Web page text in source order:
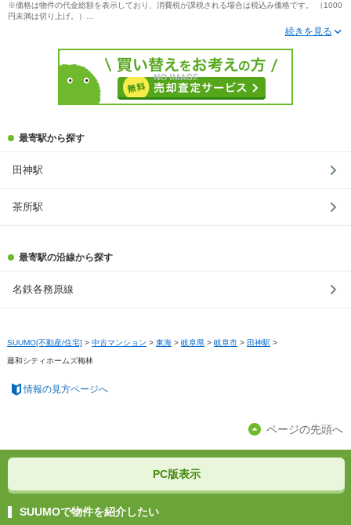
※価格は物件の代金総額を表示しており、消費税が課税される場合は税込み価格です。 （1000
円未満は切り上げ。）
※写真に写っている、またはパース（絵）や間取り図に描かれている家具や車などは、特にコ
※敷地権利が定期借地権のものは価格に権利金を含みます。
※建築条件付き土地価格には、建物価格は含まれません。
※物件情報は、原則として情報提供日の２日前に最終確認した情報です。
※完成予想図はいずれも外構、植栽、外観等実際のものとは多少異なることがあります。
※モデルルーム・モデルハウス・展示場・ショールームの画像の場合、今回販売の物件と異な
る場合があります。
※完成後１年以上を経過した未入居物件が掲載される場合があります。ご了承ください。
※販売予定物件はすべて、販売開始するまで契約または予約の申込みはできません。
いたします。
※建築条件土地の情報内に掲載されている、建物プラン例は、土地購入者の設計プランの参考
の一例であって、プランの採用可否は任意です。
※土地（建築条件なし）で「建物プラン例」が表記してある時、そのプラン例は特定の建築請
※建築条件付き土地とは、その土地に建築する建物の建築請負契約が、一定期間内に成立する
交渉期間が設定され、その期間内で希望を満たすプランが実現できたかどうかにより結論を出
※「本体価格」とは、課税対象物件においては「消費税を除いた建物価格」と「土地価格」の
合計額を指します。
※課税対象物件は消費税込みの総額表示のため、不動産広告の販売価格には本体価格の金額は
※取引にかかる費用：物件の契約手続き、決済、引き渡し時にかかる費用を表示しています。
※掲載の省エネ性能ラベル内の物件・住棟・号室名称については最新のものに変更されている
最寄駅から探す
田神駅
茶所駅
最寄駅の沿線から探す
名鉄各務原線
SUUMO[不動産/住宅] > 中古マンション > 東海 > 岐阜県 > 岐阜市 > 田神駅 >
藤和シティホームズ梅林
情報の見方ページへ
ページの先頭へ
PC版表示
SUUMOで物件を紹介したい